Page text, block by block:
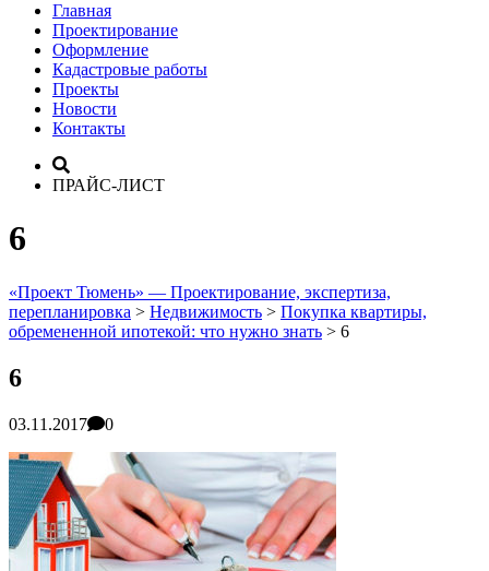
Главная
Проектирование
Оформление
Кадастровые работы
Проекты
Новости
Контакты
ПРАЙС-ЛИСТ
6
«Проект Тюмень» — Проектирование, экспертиза,
перепланировка > Недвижимость > Покупка квартиры,
обремененной ипотекой: что нужно знать > 6
6
03.11.2017 0